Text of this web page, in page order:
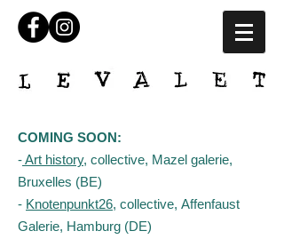
COMING SOON:
-Art history, collective, Mazel galerie,
Bruxelles (BE)
- Knotenpunkt26, collective, Affenfaust
Galerie, Hamburg (DE)